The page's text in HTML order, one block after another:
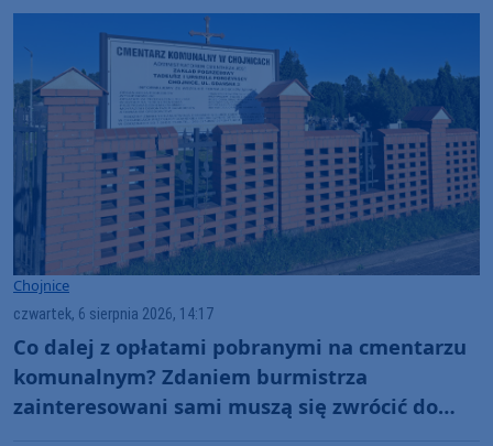
Chojnice
czwartek, 6 sierpnia 2026, 14:17
Co dalej z opłatami pobranymi na cmentarzu
komunalnym? Zdaniem burmistrza
zainteresowani sami muszą się zwrócić do